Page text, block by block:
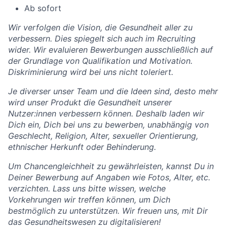
Ab sofort
Wir verfolgen die Vision, die Gesundheit aller zu
verbessern. Dies spiegelt sich auch im Recruiting
wider. Wir evaluieren Bewerbungen ausschließlich auf
der Grundlage von Qualifikation und Motivation.
Diskriminierung wird bei uns nicht toleriert.
Je diverser unser Team und die Ideen sind, desto mehr
wird unser Produkt die Gesundheit unserer
Nutzer:innen verbessern können. Deshalb laden wir
Dich ein, Dich bei uns zu bewerben, unabhängig von
Geschlecht, Religion, Alter, sexueller Orientierung,
ethnischer Herkunft oder Behinderung.
Um Chancengleichheit zu gewährleisten, kannst Du in
Deiner Bewerbung auf Angaben wie Fotos, Alter, etc.
verzichten. Lass uns bitte wissen, welche
Vorkehrungen wir treffen können, um Dich
bestmöglich zu unterstützen. Wir freuen uns, mit Dir
das Gesundheitswesen zu digitalisieren!